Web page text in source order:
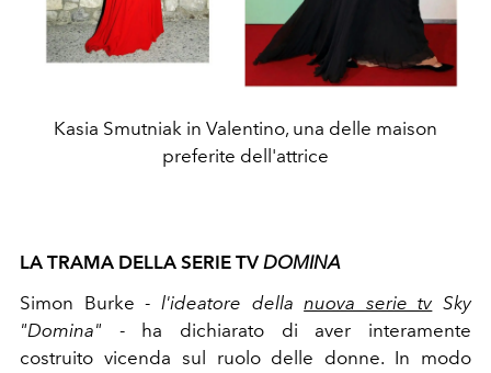
Kasia Smutniak in Valentino, una delle maison
preferite dell'attrice
LA TRAMA DELLA SERIE TV DOMINA
Simon Burke - l'ideatore dellanuova serie tv Sky
"Domina" - ha dichiarato di aver interamente
costruito vicenda sul ruolo delle donne. In modo